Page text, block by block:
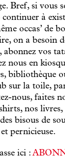
Bref, si vous
à
occas’ de
on a besoin
abonnez vos
nous en
bibliothèque
sur la toile,
nous, faites
nos
bisous de
pernicieuse.
ici :